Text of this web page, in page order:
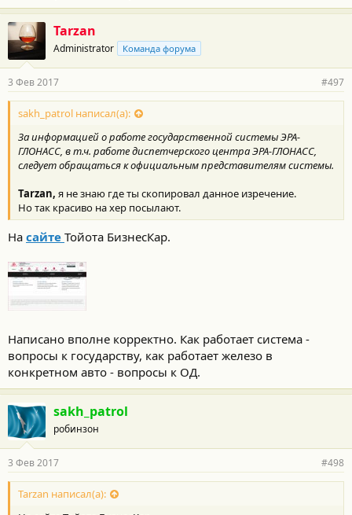
Tarzan
Administrator Команда форума
3 Фев 2017 #497
sakh_patrol написал(а):
За информацией о работе государственной системы ЭРА-
ГЛОНАСС, в т.ч. работе диспетчерского центра ЭРА-ГЛОНАСС,
следует обращаться к официальным представителям системы.
Tarzan, я не знаю где ты скопировал данное изречение.
Но так красиво на хер посылают.
На сайте Тойота БизнесКар.
Написано вполне корректно. Как работает система -
вопросы к государству, как работает железо в
конкретном авто - вопросы к ОД.
sakh_patrol
робинзон
3 Фев 2017 #498
Tarzan написал(а):